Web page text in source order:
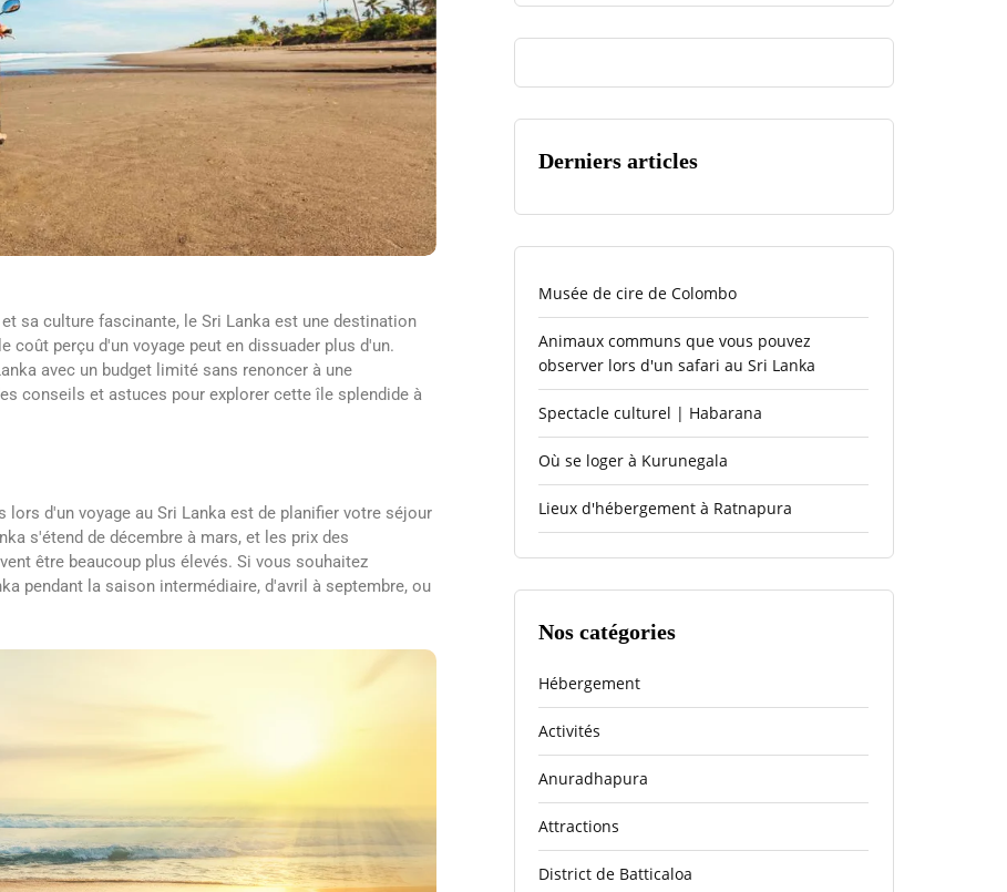
sa culture fascinante, le Sri Lanka est une destination
coût perçu d'un voyage peut en dissuader plus d'un.
avec un budget limité sans renoncer à une
conseils et astuces pour explorer cette île splendide à
d'un voyage au Sri Lanka est de planifier votre séjour
s'étend de décembre à mars, et les prix des
être beaucoup plus élevés. Si vous souhaitez
pendant la saison intermédiaire, d'avril à septembre, ou
Derniers articles
Musée de cire de Colombo
Animaux communs que vous pouvez
observer lors d'un safari au Sri Lanka
Spectacle culturel | Habarana
Où se loger à Kurunegala
Lieux d'hébergement à Ratnapura
Nos catégories
Hébergement
Activités
Anuradhapura
Attractions
District de Batticaloa